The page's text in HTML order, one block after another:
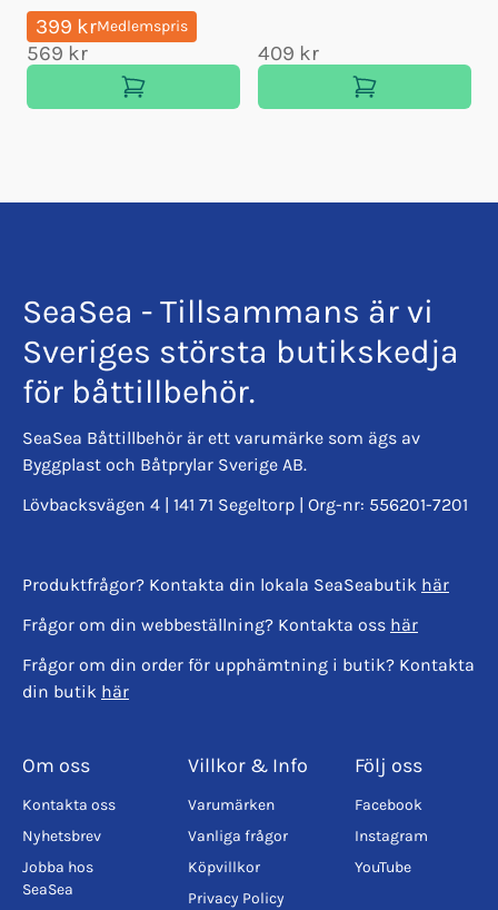
399 krMedlemspris
569 kr 409 kr
SeaSea - Tillsammans är vi
Sveriges största butikskedja
för båttillbehör.
SeaSea Båttillbehör är ett varumärke som ägs av
Byggplast och Båtprylar Sverige AB.
Lövbacksvägen 4 | 141 71 Segeltorp | Org-nr: 556201-7201
Produktfrågor? Kontakta din lokala SeaSeabutik här
Frågor om din webbeställning? Kontakta oss här
Frågor om din order för upphämtning i butik? Kontakta
din butik här
Om oss
Kontakta oss
Nyhetsbrev
Jobba hos
SeaSea
Villkor & Info
Varumärken
Vanliga frågor
Köpvillkor
Privacy Policy
Följ oss
Facebook
Instagram
YouTube